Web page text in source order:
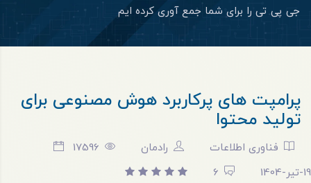
جی پی تی را برای شما جمع آوری کرده ایم
پرامپت های پرکاربرد هوش مصنوعی برای
تولید محتوا
فناوری اطلاعات رادمان
17596
19-تیر-1404
6